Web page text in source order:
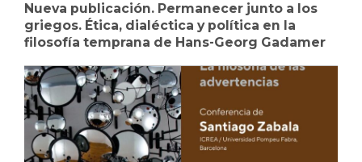
Nueva publicación. Permanecer junto a los
griegos. Ética, dialéctica y política en la
filosofía temprana de Hans-Georg Gadamer